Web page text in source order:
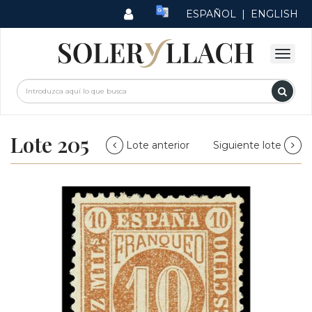
ESPAÑOL | ENGLISH
Lote 205 Lote anterior Siguiente lote